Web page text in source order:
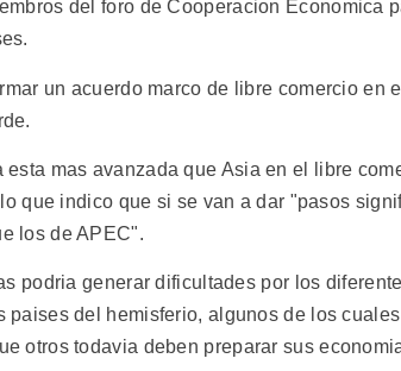
del foro de Cooperacion Economica
un acuerdo marco de libre comercio en
mas avanzada que Asia en el libre
que indico que si se van a dar "pasos
los de APEC".
podria generar dificultades por los
paises del hemisferio, algunos de los
otros todavia deben preparar sus